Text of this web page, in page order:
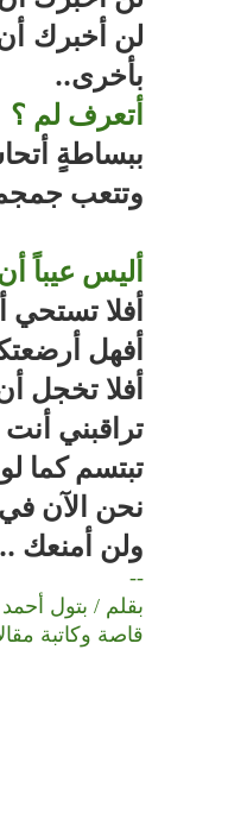
لن أخبرك
بأخرى..
أتعرف لم ؟
ببساطةٍ
وتتعب
أليس عيباً
أفلا
أفهل
أفلا تخجل
تراقبني
تبتسم كما
نحن الآن
ولن أمنعك
--
بقلم / بتول
قاصة وكاتبة